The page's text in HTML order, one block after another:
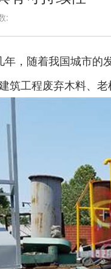
:
，随着我国城市
筑工程废弃木料、